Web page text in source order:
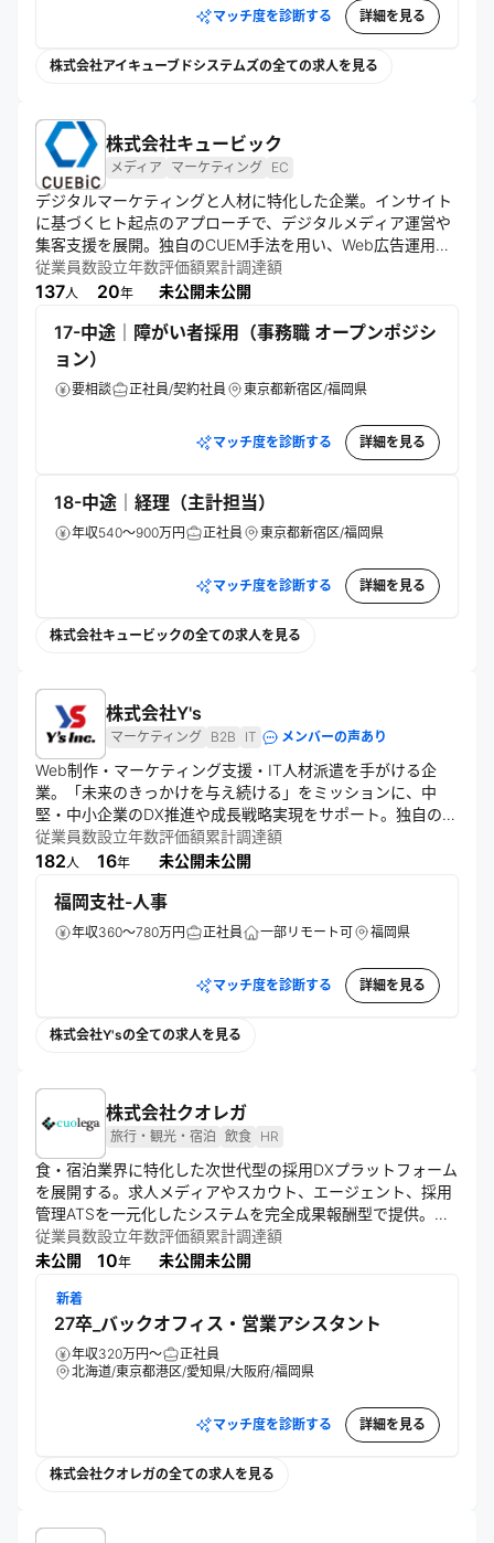
マッチ度を診断する 詳細を見る
株式会社アイキューブドシステムズの全ての求人を見る
株式会社キュービック
メディア マーケティング EC
デジタルマーケティングと人材に特化した企業。インサイト
に基づくヒト起点のアプローチで、デジタルメディア運営や
集客支援を展開。独自のCUEM手法を用い、Web広告運用や
SEO対策、ECサイト制作など多角的にサービスを提供。新規
事業開発にも注力し、社会貢献を目指す。
従業員数
137人
設立年数
20年
評価額
未公開
累計調達額
未公開
17-中途｜障がい者採用（事務職 オープンポジシ
ョン）
要相談 正社員/契約社員 東京都新宿区/福岡県
マッチ度を診断する 詳細を見る
18-中途｜経理（主計担当）
年収540～900万円 正社員 東京都新宿区/福岡県
マッチ度を診断する 詳細を見る
株式会社キュービックの全ての求人を見る
株式会社Y's
マーケティング B2B IT メンバーの声あり
Web制作・マーケティング支援・IT人材派遣を手がける企
業。「未来のきっかけを与え続ける」をミッションに、中
堅・中小企業のDX推進や成長戦略実現をサポート。独自の教
育プログラム「WEBMASTERS」を通じて未経験者をIT人材
へ育成する実績を持つ。
従業員数
182人
設立年数
16年
評価額
未公開
累計調達額
未公開
福岡支社-人事
年収360～780万円 正社員 一部リモート可 福岡県
マッチ度を診断する 詳細を見る
株式会社Y'sの全ての求人を見る
株式会社クオレガ
旅行・観光・宿泊 飲食 HR
食・宿泊業界に特化した次世代型の採用DXプラットフォーム
を展開する。求人メディアやスカウト、エージェント、採用
管理ATSを一元化したシステムを完全成果報酬型で提供。内
製開発による迅速なシステム更新に加え、独自のAI求人マッ
チングにより高い採用精度を誇る。飲食・ホテル産業の業務
従業員数
未公開
設立年数
10年
評価額
未公開
累計調達額
未公開
新着
27卒_バックオフィス・営業アシスタント
年収320万円～
正社員
北海道/東京都港区/愛知県/大阪府/福岡県
マッチ度を診断する 詳細を見る
株式会社クオレガの全ての求人を見る